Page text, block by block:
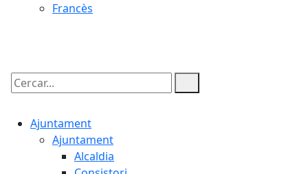
Francès
Cercar:
Ajuntament
Ajuntament
Alcaldia